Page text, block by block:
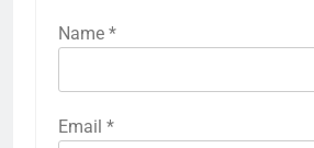
Name *
Email *